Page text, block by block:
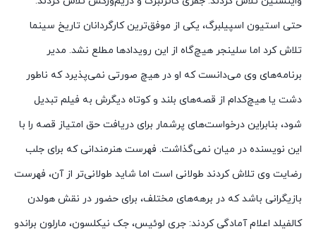
حتی استیون اسپیلبرگ، یکی از موفق‌ترین کارگردانان تاریخ سینما
تلاش کرد اما سلینجر هیچ‌گاه از این رویدادها مطلع نشد. مدیر
برنامه‌های وی می‌دانست که او در هیچ صورتی نمی‌پذیرد که ناطور
دشت یا هیچ‌کدام از قصه‌های بلند و کوتاه دیگرش به فیلم تبدیل
شود، بنابراین درخواست‌های پرشمار برای دریافت حق امتیاز قصه را با
این نویسنده در میان نمی‌گذاشت. فهرست هنرمندانی که برای جلب
رضایت وی تلاش کردند طولانی است اما شاید طولانی‌تر از آن، فهرست
بازیگرانی باشد که در برهه‌های مختلف، برای حضور در نقش هولدن
کالفیلد اعلام آمادگی کردند: جری لوئیس، جک نیکلسون، مارلون براندو